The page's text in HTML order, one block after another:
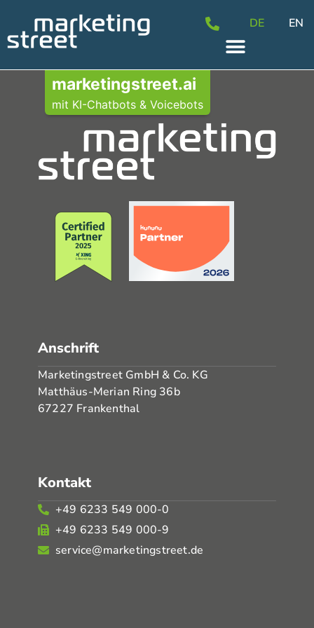
DE EN
marketingstreet.ai
mit KI-Chatbots & Voicebots
Anschrift
Marketingstreet GmbH & Co. KG
Matthäus-Merian Ring 36b
67227 Frankenthal
Kontakt
+49 6233 549 000-0
+49 6233 549 000-9
service@marketingstreet.de